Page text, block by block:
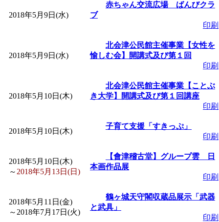
す」 受付期間：～
「 みなづる号乗車体
」
「皆鶴姫のこびる塾
～」 受付期間：～
みなづる号乗車体
de 健康づくり」
」
2018年5月9日(水)
赤ちゃん交流広場 ばんびクラ
ブ
印刷
2018年5月9日(水)
北会津公民館主催事業【女性を
愉しむ会】開講式及び第１回
印刷
2018年5月10日(木)
北会津公民館主催事業【ことぶ
き大学】開講式及び第１回講座
印刷
2018年5月10日(木)
子育て支援「すきっぷ」
印刷
2018年5月10日(木)
～ 2018年5月13日(日)
【會津稽古堂】グループ雲 日
本画作品展
印刷
2018年5月11日(金)
～ 2018年7月17日(火)
鶴ヶ城天守閣収蔵品展示「武器
と武具」
印刷